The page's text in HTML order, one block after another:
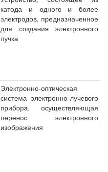
катода и одного и более
электродов, предназначенное
для создания электронного
пучка
Электронно-оптическая
система электронно-лучевого
прибора, осуществляющая
перенос электронного
изображения